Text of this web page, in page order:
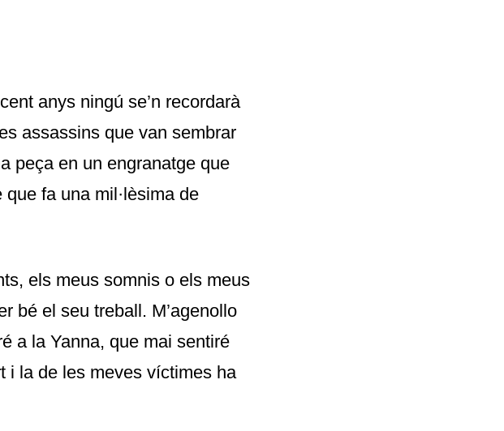
anys ningú se’n recordarà
assassins que van sembrar
peça en un engranatge que
fa una mil·lèsima de
els meus somnis o els meus
bé el seu treball. M’agenollo
a la Yanna, que mai sentiré
i la de les meves víctimes ha